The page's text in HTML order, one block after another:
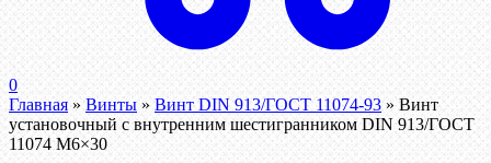
0
Главная » Винты » Винт DIN 913/ГОСТ 11074-93 » Винт
установочный с внутренним шестигранником DIN 913/ГОСТ
11074 М6×30